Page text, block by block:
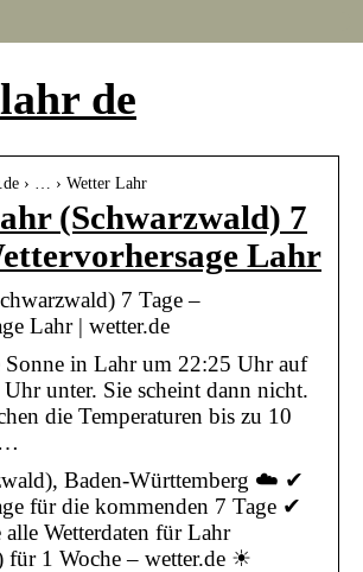
de
› … › Wetter Lahr
(Schwarzwald) 7
Lahr
7 Tage –
Lahr | wetter.de
Sonne in Lahr um 22:25 Uhr auf
unter. Sie scheint dann nicht.
die Temperaturen bis zu 10
…
Baden-Württemberg ☁️ ✔
für die kommenden 7 Tage ✔
Wetterdaten für Lahr
für 1 Woche – wetter.de ☀